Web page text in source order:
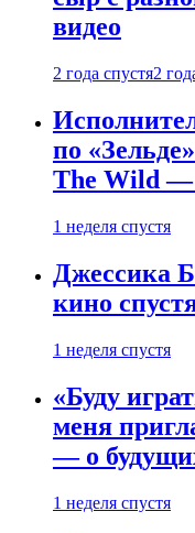
видео
2 года спустя2
по
The Wild —
1 неделя спустя
Джессика
кино
1 неделя спустя
«Буду
меня
— о
1 неделя спустя